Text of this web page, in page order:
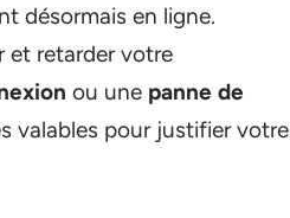
désormais en ligne.
et retarder votre
ou une panne de
valables pour justifier votre